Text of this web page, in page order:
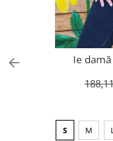
Ie
S M